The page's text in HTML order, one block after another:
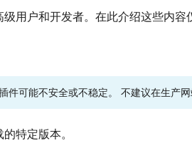
级用户和开发者。在此介绍这些内容
件可能不安全或不稳定。 不建议在生产
特定版本。